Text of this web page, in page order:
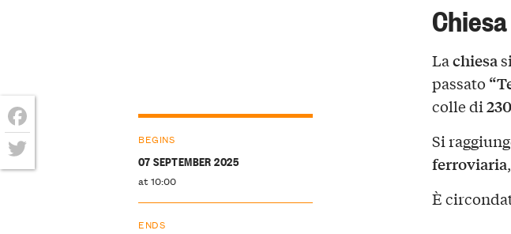
Lachiesa
passato
colle di
Si
ferroviaria
È
BEGINS
07 SEPTEMBER 2025
at 10:00
ENDS
Facebook
Twitter